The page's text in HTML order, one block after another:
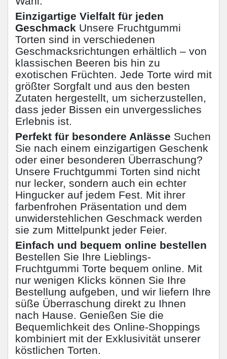
Einzigartige Vielfalt für jeden
Geschmack Unsere Fruchtgummi
Torten sind in verschiedenen
Geschmacksrichtungen erhältlich – von
klassischen Beeren bis hin zu
exotischen Früchten. Jede Torte wird mit
größter Sorgfalt und aus den besten
Zutaten hergestellt, um sicherzustellen,
dass jeder Bissen ein unvergessliches
Erlebnis ist.
Perfekt für besondere Anlässe Suchen
Sie nach einem einzigartigen Geschenk
oder einer besonderen Überraschung?
Unsere Fruchtgummi Torten sind nicht
nur lecker, sondern auch ein echter
Hingucker auf jedem Fest. Mit ihrer
farbenfrohen Präsentation und dem
unwiderstehlichen Geschmack werden
sie zum Mittelpunkt jeder Feier.
Einfach und bequem online bestellen
Bestellen Sie Ihre Lieblings-
Fruchtgummi Torte bequem online. Mit
nur wenigen Klicks können Sie Ihre
Bestellung aufgeben, und wir liefern Ihre
süße Überraschung direkt zu Ihnen
nach Hause. Genießen Sie die
Bequemlichkeit des Online-Shoppings
kombiniert mit der Exklusivität unserer
köstlichen Torten.